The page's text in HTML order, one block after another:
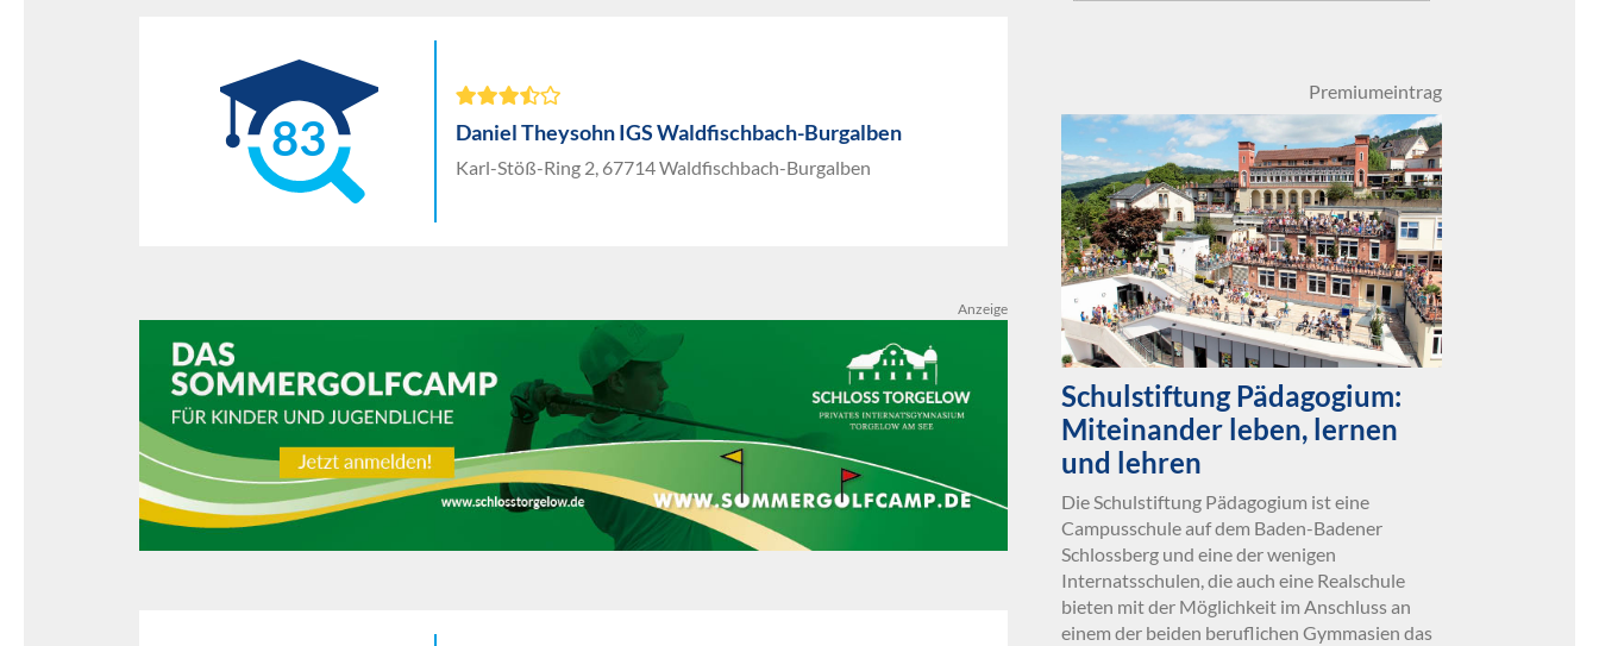
83 Daniel Theysohn IGS Waldfischbach-Burgalben
Karl-Stöß-Ring 2, 67714 Waldfischbach-Burgalben
Anzeige
Premiumeintrag
Schulstiftung Pädagogium:
Miteinander leben, lernen
und lehren
Die Schulstiftung Pädagogium ist eine
Campusschule auf dem Baden-Badener
Schlossberg und eine der wenigen
Internatsschulen, die auch eine Realschule
bieten mit der Möglichkeit im Anschluss an
einem der beiden beruflichen Gymmasien das